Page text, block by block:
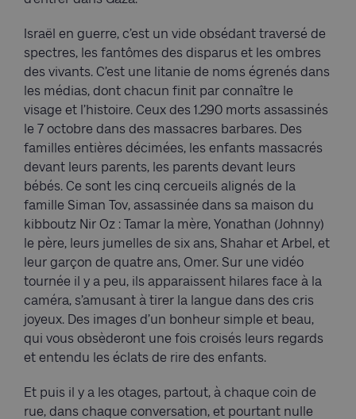
Israël en guerre, c’est un vide obsédant traversé de
spectres, les fantômes des disparus et les ombres
des vivants. C’est une litanie de noms égrenés dans
les médias, dont chacun finit par connaître le
visage et l’histoire. Ceux des 1.290 morts assassinés
le 7 octobre dans des massacres barbares. Des
familles entières décimées, les enfants massacrés
devant leurs parents, les parents devant leurs
bébés. Ce sont les cinq cercueils alignés de la
famille Siman Tov, assassinée dans sa maison du
kibboutz Nir Oz : Tamar la mère, Yonathan (Johnny)
le père, leurs jumelles de six ans, Shahar et Arbel, et
leur garçon de quatre ans, Omer. Sur une vidéo
tournée il y a peu, ils apparaissent hilares face à la
caméra, s’amusant à tirer la langue dans des cris
joyeux. Des images d’un bonheur simple et beau,
qui vous obsèderont une fois croisés leurs regards
et entendu les éclats de rire des enfants.
Et puis il y a les otages, partout, à chaque coin de
rue, dans chaque conversation, et pourtant nulle